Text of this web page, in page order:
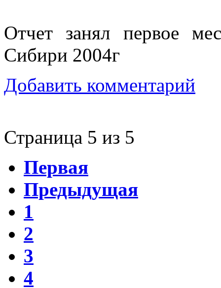
Отчет занял первое
Сибири 2004г
Добавить комментарий
Страница 5 из 5
Первая
Предыдущая
1
2
3
4